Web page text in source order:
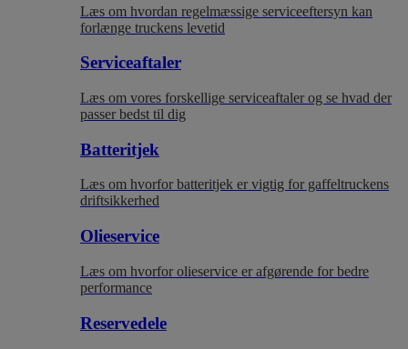
Læs om hvordan regelmæssige serviceeftersyn kan
forlænge truckens levetid
Serviceaftaler
Læs om vores forskellige serviceaftaler og se hvad der
passer bedst til dig
Batteritjek
Læs om hvorfor batteritjek er vigtig for gaffeltruckens
driftsikkerhed
Olieservice
Læs om hvorfor olieservice er afgørende for bedre
performance
Reservedele